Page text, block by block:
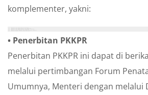
komplementer, yakni:
• Penerbitan PKKPR
Penerbitan PKKPR ini dapat di
melalui pertimbangan Forum
Umumnya, Menteri dengan melalui